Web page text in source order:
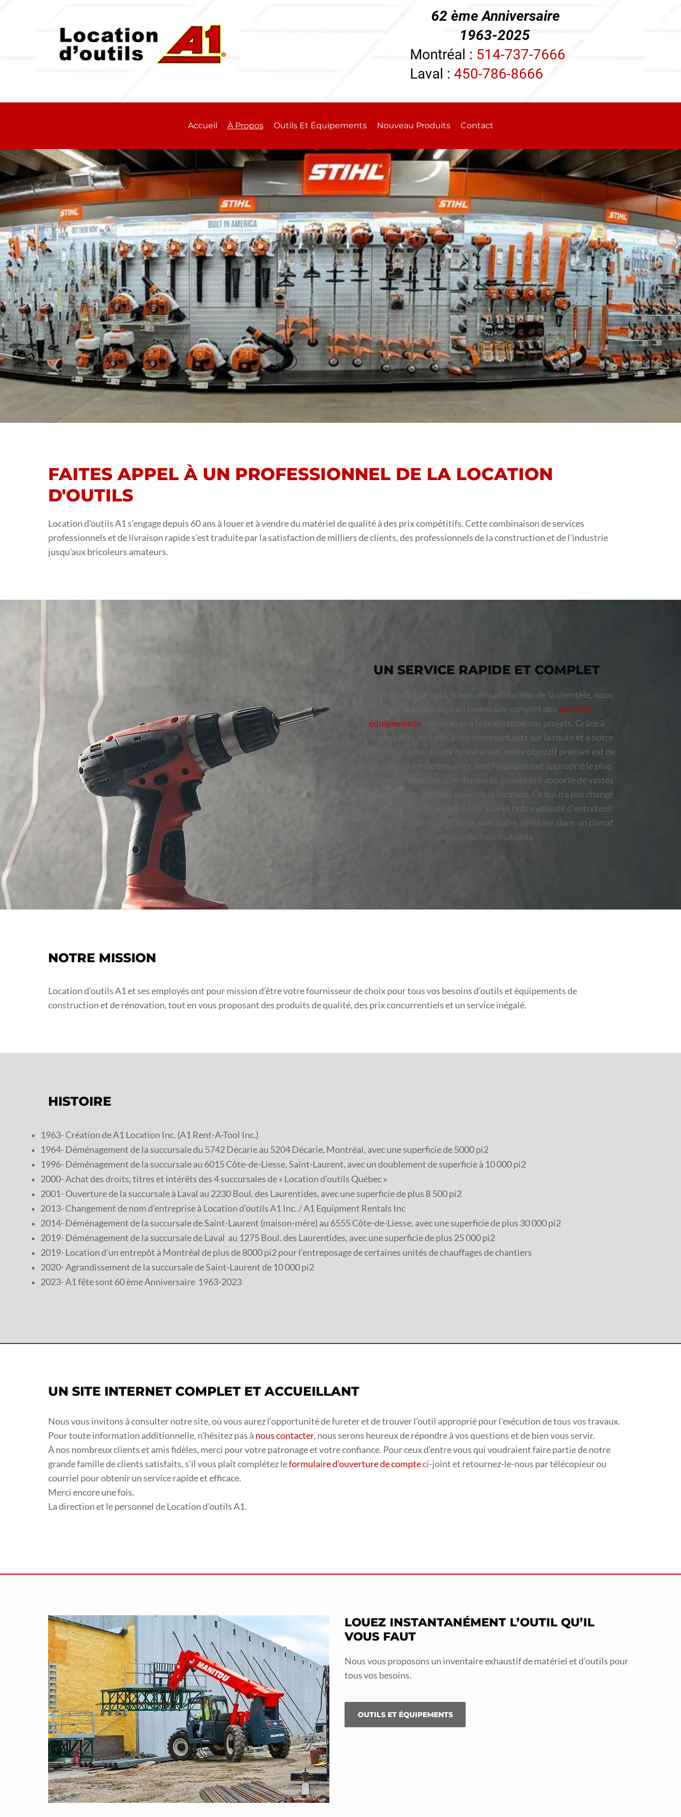
62 ème Anniversaire
1963-2025
Montréal : 514-737-7666
Laval : 450-786-8666
Accueil À Propos Outils Et Équipements Nouveau Produits Contact
FAITES APPEL À UN PROFESSIONNEL DE LA LOCATION
D'OUTILS
Location d'outils A1 s'engage depuis 60 ans à louer et à vendre du matériel de qualité à des prix compétitifs. Cette combinaison de services
professionnels et de livraison rapide s'est traduite par la satisfaction de milliers de clients, des professionnels de la construction et de l'industrie
jusqu'aux bricoleurs amateurs.
UN SERVICE RAPIDE ET COMPLET
Pour atteindre ce haut niveau de satisfaction de la clientèle, nous
maintenons à jour un inventaire complet desoutils et
équipements nécessaires à la réalisation vos projets. Grâce à
notre support en ligne, à nos représentants sur la route et à notre
vaste flotte de véhicules de livraison, notre objectif premier est de
vous permettre de travailler avec l'équipement approprié le plus
rapidement possible. Ces dernières années ont apporté de vastes
changements dans l’industrie de la location. Ce qui n’a pas changé
chez A1, c’est notre esprit d’entraide et notre volonté d’entretenir
de bonnes relations d’affaires avec notre clientèle, dans un climat
de satisfaction mutuelle.
NOTRE MISSION
Location d’outils A1 et ses employés ont pour mission d’être votre fournisseur de choix pour tous vos besoins d’outils et équipements de
construction et de rénovation, tout en vous proposant des produits de qualité, des prix concurrentiels et un service inégalé.
HISTOIRE
1963- Création de A1 Location Inc. (A1 Rent-A-Tool Inc.)
1964- Déménagement de la succursale du 5742 Décarie au 5204 Décarie, Montréal, avec une superficie de 5000 pi2
1996- Déménagement de la succursale au 6015 Côte-de-Liesse, Saint-Laurent, avec un doublement de superficie à 10 000 pi2
2000- Achat des droits, titres et intérêts des 4 succursales de « Location d’outils Québec »
2001- Ouverture de la succursale à Laval au 2230 Boul. des Laurentides, avec une superficie de plus 8 500 pi2
2013- Changement de nom d’entreprise à Location d’outils A1 Inc. / A1 Equipment Rentals Inc
2014- Déménagement de la succursale de Saint-Laurent (maison-mère) au 6555 Côte-de-Liesse, avec une superficie de plus 30 000 pi2
2019- Déménagement de la succursale de Laval au 1275 Boul. des Laurentides, avec une superficie de plus 25 000 pi2
2019- Location d’un entrepôt à Montréal de plus de 8000 pi2 pour l’entreposage de certaines unités de chauffages de chantiers
2020- Agrandissement de la succursale de Saint-Laurent de 10 000 pi2
2023- A1 fête sont 60 ème Anniversaire 1963-2023
UN SITE INTERNET COMPLET ET ACCUEILLANT
Nous vous invitons à consulter notre site, où vous aurez l’opportunité de fureter et de trouver l’outil approprié pour l’exécution de tous vos travaux.
Pour toute information additionnelle, n’hésitez pas à nous contacter, nous serons heureux de répondre à vos questions et de bien vous servir.
À nos nombreux clients et amis fidèles, merci pour votre patronage et votre confiance. Pour ceux d’entre vous qui voudraient faire partie de notre
grande famille de clients satisfaits, s’il vous plaît complétez leformulaire d’ouverture de compteci-joint et retournez-le-nous par télécopieur ou
courriel pour obtenir un service rapide et efficace.
Merci encore une fois,
La direction et le personnel de Location d'outils A1.
LOUEZ INSTANTANÉMENT L’OUTIL QU’IL
VOUS FAUT
Nous vous proposons un inventaire exhaustif de matériel et d’outils pour
tous vos besoins.
OUTILS ET ÉQUIPEMENTS